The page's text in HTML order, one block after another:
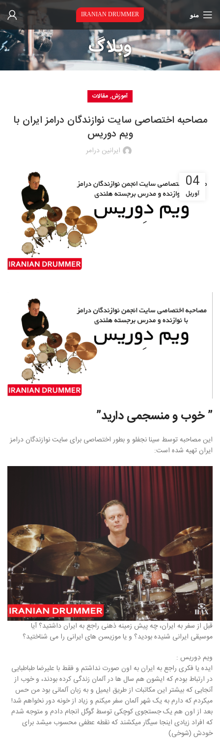
منو IRANIAN DRUMMER
وبلاگ
آموزش, مقالات
مصاحبه اختصاصی سایت نوازندگان درامز ایران با
ویم دوریس
ایرانین درامر
04
آوریل
” خوب و منسجمی دارید”
این مصاحبه توسط سینا نجفلو و بطور اختصاصی برای سایت نوازندگان درامز
ایران تهیه شده است:
قبل از سفر به ایران، چه پیش زمینه ذهنی راجع به ایران داشتید؟ آیا
موسیقی ایرانی شنیده بودید؟ و یا موزیسن های ایرانی را می شناختید؟
ویم دِوریس :
ایده یا فکری راجع به ایران به اون صورت نداشتم و فقط با علیرضا طباطبایی
در ارتباط بودم که ایشون هم سال ها در آلمان زندگی کرده بودند، و خوب از
آنجایی که بیشتر این مکاتبات از طریق ایمیل و به زبان آلمانی بود من حس
میکردم که دارم به یک شهر آلمان سفر میکنم و زیاد از خونه دور نخواهم شد!
بعد از اون هم یک جستجوی کوچکی توسط گوگل انجام دادم و متوجه شدم
که افراد زیادی اینجا سیگار میکشند که نقطه عطفی محسوب میشد برای
خودش (شوخی)